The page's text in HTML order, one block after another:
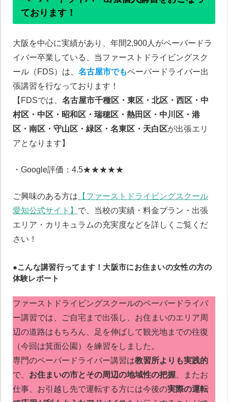
ております！
大阪を中心に実績があり、年間2,900人がペーパードラ
イバー卒業している、当ファーストドライビングスク
ール（FDS）は、 名古屋市でもペーパードライバー出
張講習を行なっております！
【FDSでは、 名古屋市千種区・東区・北区・西区・中
村区・中区・昭和区・瑞穂区・熱田区・中川区・港
区・南区・守山区・緑区・名東区・天白区が出張エリ
アとなります】
・Google評価：4.5★★★★★
ご興味のある方は 【ファーストドライビングスクール
愛知公式サイト】 で、当校の実績・料金プラン・出張
エリア・カリキュラムの充実度などを詳しくご覧くだ
さい！
●こんな講習行ってます！大阪市にお住まいの女性の方の
体験レポート
ファーストドライビングスクールのペーパードライバ
ー講習では、ご自宅まで出張し、お住まいのエリア周
辺の道路はもちろん、足を伸ばして観光地までの往復
（今回は箕面公園）を練習をしました。
専門のペーパードライバー講習は教習所よりも実践的
で、 お住まいの市とその周辺の地域性の把握、またお
仕事、お引越し先で運転する方には今後の実際の運転